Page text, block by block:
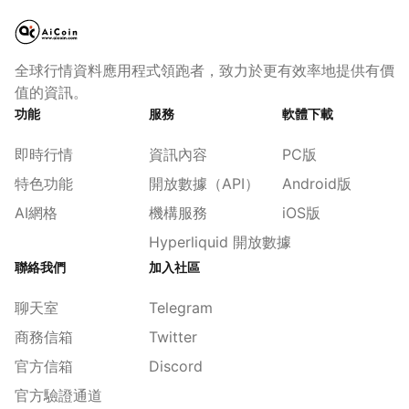
全球行情資料應用程式領跑者，致力於更有效率地提供有價
值的資訊。
功能
即時行情
特色功能
AI網格
服務
資訊內容
開放數據（API）
機構服務
Hyperliquid 開放數據
軟體下載
PC版
Android版
iOS版
聯絡我們
聊天室
商務信箱
官方信箱
官方驗證通道
加入社區
Telegram
Twitter
Discord